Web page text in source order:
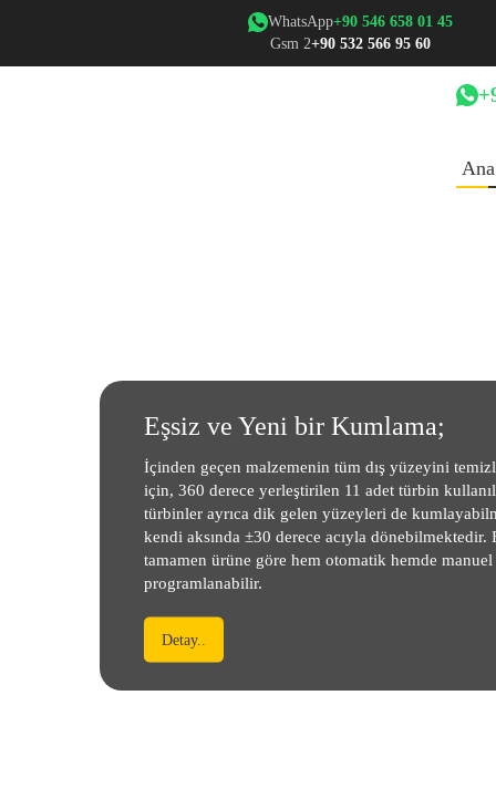
WhatsApp+90 546 658 01 45
Gsm 2+90 532 566 95 60
Eşsiz ve Yeni bir Kumlama;
İçinden geçen malzemenin tüm dış yüzeyini
için, 360 derece yerleştirilen 11 adet türbin
türbinler ayrıca dik gelen yüzeyleri de
kendi aksında ±30 derece acıyla dönebilmektedir.
tamamen ürüne göre hem otomatik hemde manuel
programlanabilir.
Detay..